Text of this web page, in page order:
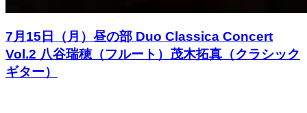
7月15日（月）昼の部 Duo Classica Concert
Vol.2 八谷瑞穂（フルート）茂木拓真（クラシック
ギター）